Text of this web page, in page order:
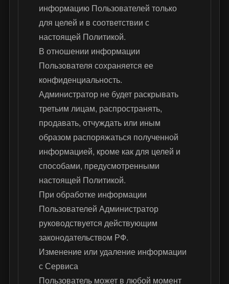
информацию Пользователей только
для целей и в соответствии с
настоящей Политикой.
В отношении информации
Пользователя сохраняется ее
конфиденциальность.
Администратор не будет раскрывать
третьим лицам, распространять,
продавать, отчуждать или иным
образом распоряжаться полученной
информацией, кроме как для целей и
способами, предусмотренными
настоящей Политикой.
При обработке информации
Пользователей Администратор
руководствуется действующим
законодательством РФ.
Изменение или удаление информации
с Сервиса
Пользователь может в любой момент